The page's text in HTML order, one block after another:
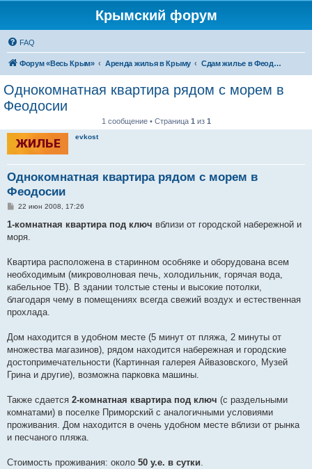
Крымский форум
FAQ
Форум «Весь Крым» Аренда жилья в Крыму Сдам жилье в Феодосии - аренда жилья от хозяев
Однокомнатная квартира рядом с морем в
Феодосии
1 сообщение • Страница 1 из 1
evkost
Однокомнатная квартира рядом с морем в
Феодосии
С
о
щ
и
е
22 июн 2008, 17:26
1-комнатная квартира под ключ вблизи от городской набережной и
моря.
Квартира расположена в старинном особняке и оборудована всем
необходимым (микроволновая печь, холодильник, горячая вода,
кабельное ТВ). В здании толстые стены и высокие потолки,
благодаря чему в помещениях всегда свежий воздух и естественная
прохлада.
Дом находится в удобном месте (5 минут от пляжа, 2 минуты от
множества магазинов), рядом находится набережная и городские
достопримечательности (Картинная галерея Айвазовского, Музей
Грина и другие), возможна парковка машины.
Также сдается 2-комнатная квартира под ключ (с раздельными
комнатами) в поселке Приморский с аналогичными условиями
проживания. Дом находится в очень удобном месте вблизи от рынка
и песчаного пляжа.
Стоимость проживания: около 50 у.е. в сутки.